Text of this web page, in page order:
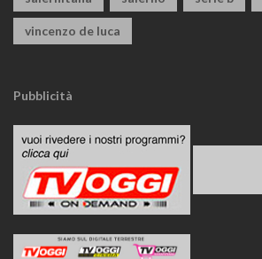
vincenzo de luca
Pubblicità